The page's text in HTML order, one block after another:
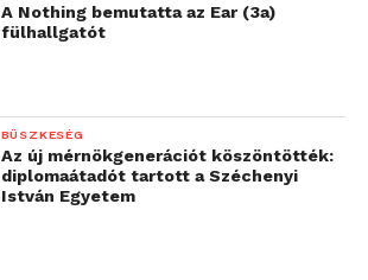
A Nothing bemutatta az Ear (3a)
fülhallgatót
BÜSZKESÉG
Az új mérnökgenerációt köszöntötték:
diplomaátadót tartott a Széchenyi
István Egyetem